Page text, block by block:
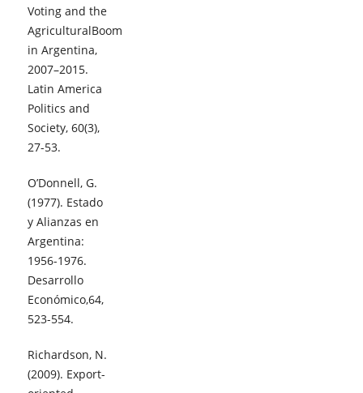
Voting and the
AgriculturalBoom
in Argentina,
2007–2015.
Latin America
Politics and
Society, 60(3),
27-53.
O’Donnell, G.
(1977). Estado
y Alianzas en
Argentina:
1956-1976.
Desarrollo
Económico,64,
523-554.
Richardson, N.
(2009). Export-